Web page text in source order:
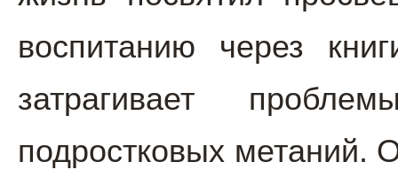
воспитанию через
затрагивает
подростковых метаний.